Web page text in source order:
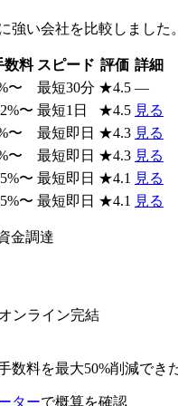
強い会社を比較しました。
数料 スピード 評価 詳細
〜 最短30分 ★4.5 —
%〜 最短1日 ★4.5 見る
〜 最短即日 ★4.3 見る
〜 最短即日 ★4.3 見る
%〜 最短即日 ★4.1 見る
%〜 最短即日 ★4.1 見る
金調達
オンライン完結
数料を最大50%削減でき
ターで概算を確認